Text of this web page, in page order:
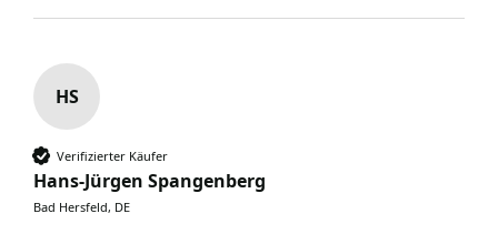
HS
Verifizierter Käufer
Hans-Jürgen Spangenberg
Bad Hersfeld, DE